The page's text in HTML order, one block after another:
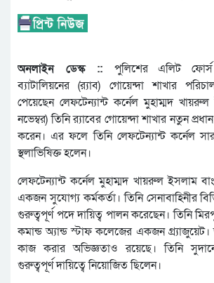
অনলাইন ডেস্ক :: পুলিশের এলিট
ব্যাটালিয়নের (র‌্যাব) গোয়েন্দা শাখার
পেয়েছেন লেফটেন্যান্ট কর্নেল মুহাম্মদ
নভেম্বর) তিনি র‌্যাবের গোয়েন্দা শাখার নতুন
করেন। এর ফলে তিনি লেফটেন্যান্ট কর্নেল
স্থলাভিষিক্ত হলেন।
লেফটেন্যান্ট কর্নেল মুহাম্মদ খায়রুল ইসলাম
একজন সুযোগ্য কর্মকর্তা। তিনি সেনাবাহিনীর
গুরুত্বপূর্ণ পদে দায়িত্ব পালন করেছেন। তিনি
কমান্ড অ্যান্ড স্টাফ কলেজের একজন গ্র্যাজুয়েট।
কাজ করার অভিজ্ঞতাও রয়েছে। তিনি
গুরুত্বপূর্ণ দায়িত্বে নিয়োজিত ছিলেন।